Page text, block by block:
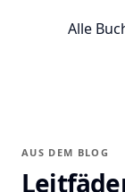
Alle
AUS DEM BLOG